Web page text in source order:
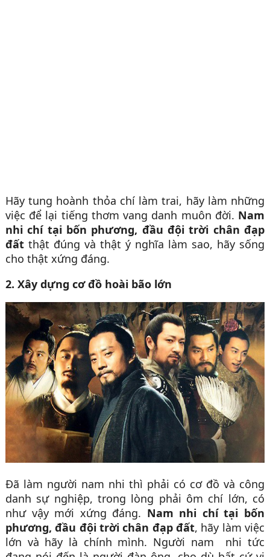
Hãy tung hoành thỏa chí làm trai, hãy làm những
việc để lại tiếng thơm vang danh muôn đời. Nam
nhi chí tại bốn phương, đầu đội trời chân đạp
đất thật đúng và thật ý nghĩa làm sao, hãy sống
cho thật xứng đáng.
2. Xây dựng cơ đồ hoài bão lớn
Đã làm người nam nhi thì phải có cơ đồ và công
danh sự nghiệp, trong lòng phải ôm chí lớn, có
như vậy mới xứng đáng. Nam nhi chí tại bốn
phương, đầu đội trời chân đạp đất, hãy làm việc
lớn và hãy là chính mình. Người nam nhi tức